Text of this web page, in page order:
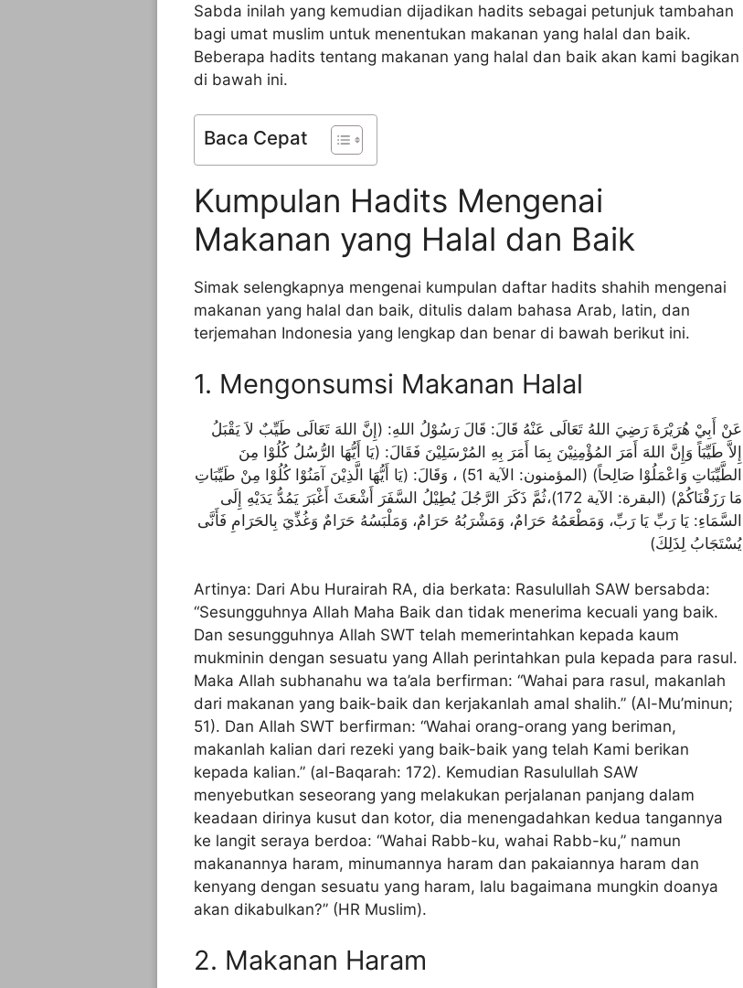
Sabda inilah yang kemudian dijadikan hadits sebagai petunjuk tambahan
bagi umat muslim untuk menentukan makanan yang halal dan baik.
Beberapa hadits tentang makanan yang halal dan baik akan kami bagikan
di bawah ini.
Baca Cepat
Kumpulan Hadits Mengenai
Makanan yang Halal dan Baik
Simak selengkapnya mengenai kumpulan daftar hadits shahih mengenai
makanan yang halal dan baik, ditulis dalam bahasa Arab, latin, dan
terjemahan Indonesia yang lengkap dan benar di bawah berikut ini.
1. Mengonsumsi Makanan Halal
عَنْ أَبِيْ هُرَيْرَةَ رَضِيَ اللهُ تَعَالَى عَنْهُ قَالَ: قَالَ رَسُوْلُ اللهِ: (إِنَّ اللهَ تَعَالَى طَيِّبٌ لاَ يَقْبَلُ
إِلاَّ طَيِّبَاً وَإِنَّ اللهَ أَمَرَ المُؤْمِنِيْنَ بِمَا أَمَرَ بِهِ المُرْسَلِيْنَ فَقَالَ: (يَا أَيُّهَا الرُّسُلُ كُلُوْا مِنَ
الطَّيِّبَاتِ وَاعْمَلُوْا صَالِحاً) (المؤمنون: الآية 51) ، وَقَالَ: (يَا أَيُّهَا الَّذِيْنَ آمَنُوْا كُلُوْا مِنْ طَيِّبَاتِ
مَا رَزَقْنَاكُمْ) (البقرة: الآية 172)،ثُمَّ ذَكَرَ الرَّجُلَ يُطِيْلُ السَّفَرَ أَشْعَثَ أَغْبَرَ يَمُدُّ يَدَيْهِ إِلَى
السَّمَاءِ: يَا رَبِّ يَا رَبِّ، وَمَطْعَمُهُ حَرَامٌ، وَمَشْرَبُهُ حَرَامٌ، وَمَلْبَسُهُ حَرَامٌ وَغُذِّيَ بِالحَرَامِ فَأَنَّى
يُسْتَجَابُ لِذَلِكَ)
Artinya: Dari Abu Hurairah RA, dia berkata: Rasulullah SAW bersabda:
“Sesungguhnya Allah Maha Baik dan tidak menerima kecuali yang baik.
Dan sesungguhnya Allah SWT telah memerintahkan kepada kaum
mukminin dengan sesuatu yang Allah perintahkan pula kepada para rasul.
Maka Allah subhanahu wa ta’ala berfirman: “Wahai para rasul, makanlah
dari makanan yang baik-baik dan kerjakanlah amal shalih.” (Al-Mu’minun;
51). Dan Allah SWT berfirman: “Wahai orang-orang yang beriman,
makanlah kalian dari rezeki yang baik-baik yang telah Kami berikan
kepada kalian.” (al-Baqarah: 172). Kemudian Rasulullah SAW
menyebutkan seseorang yang melakukan perjalanan panjang dalam
keadaan dirinya kusut dan kotor, dia menengadahkan kedua tangannya
ke langit seraya berdoa: “Wahai Rabb-ku, wahai Rabb-ku,” namun
makanannya haram, minumannya haram dan pakaiannya haram dan
kenyang dengan sesuatu yang haram, lalu bagaimana mungkin doanya
akan dikabulkan?” (HR Muslim).
2. Makanan Haram